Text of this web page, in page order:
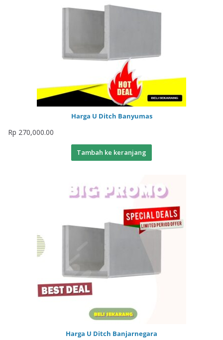
Harga U Ditch Banyumas
Rp 270,000.00
Tambah ke keranjang
Harga U Ditch Banjarnegara